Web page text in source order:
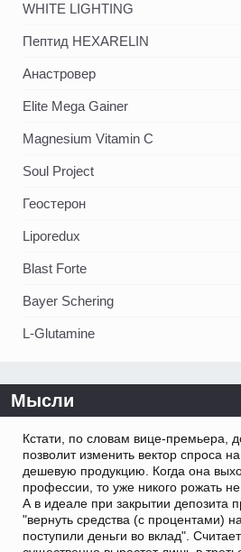
WHITE LIGHTING
Пептид HEXARELIN
Анастровер
Elite Mega Gainer
Magnesium Vitamin C
Soul Project
Геостерон
Liporedux
Blast Forte
Bayer Schering
L-Glutamine
Мысли
Кстати, по словам вице-премьера,
позволит изменить вектор спроса
дешевую продукцию. Когда она
профессии, то уже никого рожать
А в идеале при закрытии депозита
"вернуть средства (с процентами)
поступили деньги во вклад".